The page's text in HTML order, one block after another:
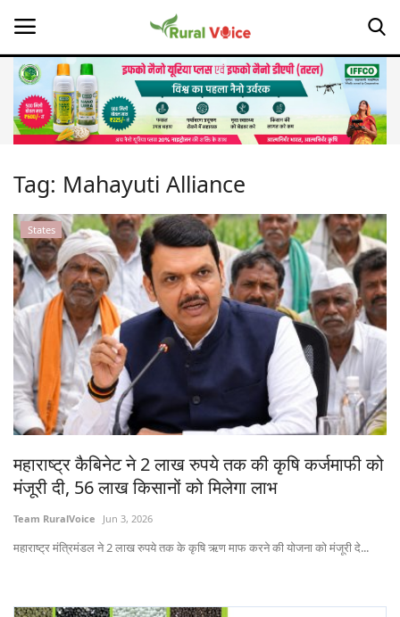
Home
About Us
Leadership Profiles
Opinion
Politics
Magazine
States
Events
Agribusiness
Agritech
Cooperatives
Tag: Mahayuti Alliance
States
महाराष्ट्र कैबिनेट ने 2 लाख रुपये तक की कृषि कर्जमाफी को
मंजूरी दी, 56 लाख किसानों को मिलेगा लाभ
Team RuralVoice Jun 3, 2026
महाराष्ट्र मंत्रिमंडल ने 2 लाख रुपये तक के कृषि ऋण माफ करने की योजना को मंजूरी दे...